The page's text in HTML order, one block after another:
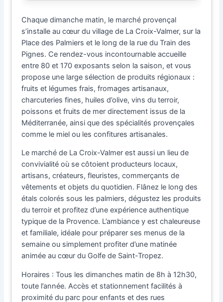
Chaque dimanche matin, le marché provençal
s’installe au cœur du village de La Croix-Valmer, sur la
Place des Palmiers et le long de la rue du Train des
Pignes. Ce rendez-vous incontournable accueille
entre 80 et 170 exposants selon la saison, et vous
propose une large sélection de produits régionaux :
fruits et légumes frais, fromages artisanaux,
charcuteries fines, huiles d’olive, vins du terroir,
poissons et fruits de mer directement issus de la
Méditerranée, ainsi que des spécialités provençales
comme le miel ou les confitures artisanales.
Le marché de La Croix-Valmer est aussi un lieu de
convivialité où se côtoient producteurs locaux,
artisans, créateurs, fleuristes, commerçants de
vêtements et objets du quotidien. Flânez le long des
étals colorés sous les palmiers, dégustez les produits
du terroir et profitez d’une expérience authentique
typique de la Provence. L’ambiance y est chaleureuse
et familiale, idéale pour préparer ses menus de la
semaine ou simplement profiter d’une matinée
animée au cœur du Golfe de Saint-Tropez.
Horaires : Tous les dimanches matin de 8h à 12h30,
toute l’année. Accès et stationnement facilités à
proximité du parc pour enfants et des rues